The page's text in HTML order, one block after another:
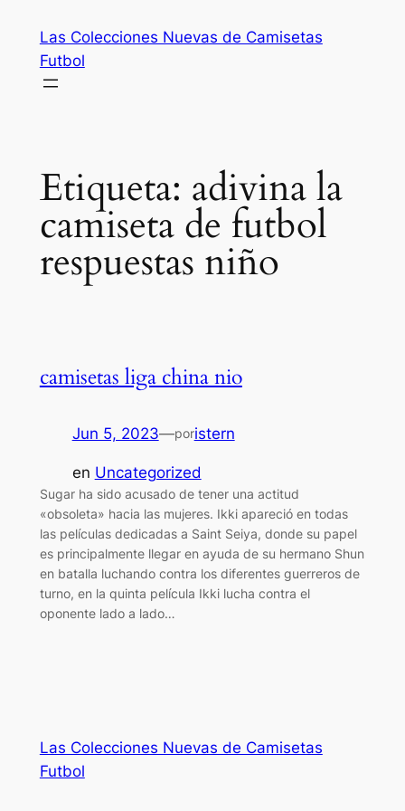
contenido
Las Colecciones Nuevas de Camisetas
Futbol
Etiqueta: adivina la
camiseta de futbol
respuestas niño
camisetas liga china nio
Jun 5, 2023—poristern
en Uncategorized
Sugar ha sido acusado de tener una actitud
«obsoleta» hacia las mujeres. Ikki apareció en todas
las películas dedicadas a Saint Seiya, donde su papel
es principalmente llegar en ayuda de su hermano Shun
en batalla luchando contra los diferentes guerreros de
turno, en la quinta película Ikki lucha contra el
oponente lado a lado…
Las Colecciones Nuevas de Camisetas
Futbol